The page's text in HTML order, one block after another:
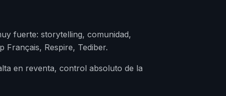
fuerte: storytelling, comunidad,
Français, Respire, Tediber.
en reventa, control absoluto de la